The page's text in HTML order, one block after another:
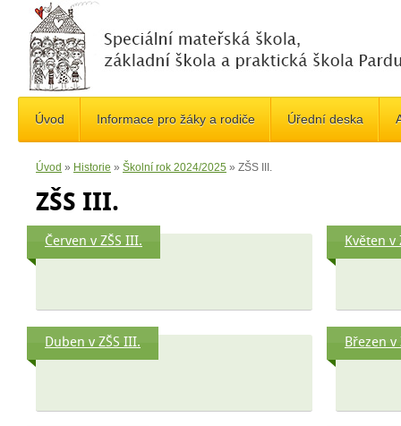
Úvod Informace pro žáky a rodiče Úřední deska
Úvod » Historie » Školní rok 2024/2025 » ZŠS III.
ZŠS III.
Červen v ZŠS III. Květen v
Duben v ZŠS III. Březen v